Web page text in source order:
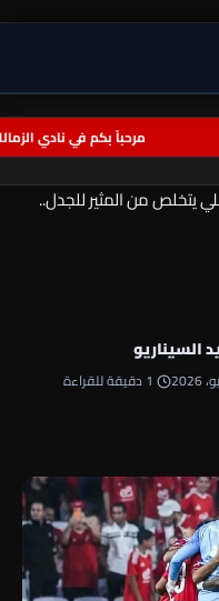
مرحباً بكم في نادي
يتخلص من المثير للجدل..
السيناريو
1 دقيقة للقراءة